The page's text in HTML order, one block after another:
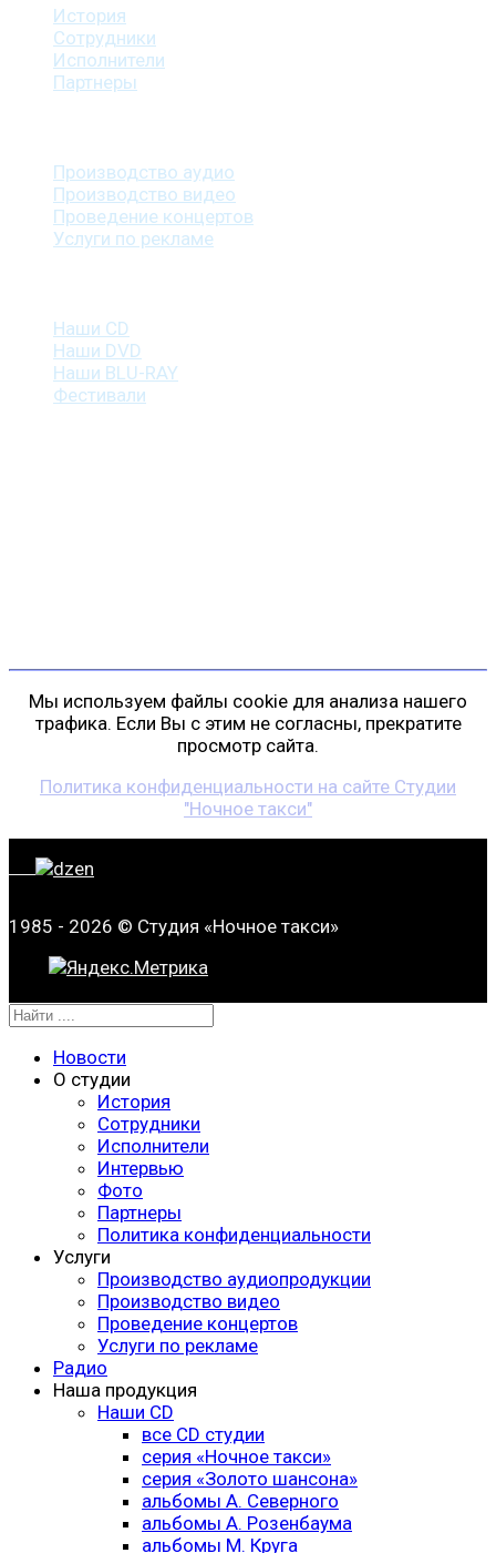
История
Сотрудники
Исполнители
Партнеры
Производство аудио
Производство видео
Проведение концертов
Услуги по рекламе
Наши CD
Наши DVD
Наши BLU-RAY
Фестивали
Мы используем файлы cookie для анализа нашего
трафика. Если Вы с этим не согласны, прекратите
просмотр сайта.
Политика конфиденциальности на сайте Студии
"Ночное такси"
1985 - 2026 © Студия «Ночное такси»
Новости
О студии
История
Сотрудники
Исполнители
Интервью
Фото
Партнеры
Политика конфиденциальности
Услуги
Производство аудиопродукции
Производство видео
Проведение концертов
Услуги по рекламе
Радио
Наша продукция
Наши CD
все CD студии
серия «Ночное такси»
серия «Золото шансона»
альбомы А. Северного
альбомы А. Розенбаума
альбомы М. Круга